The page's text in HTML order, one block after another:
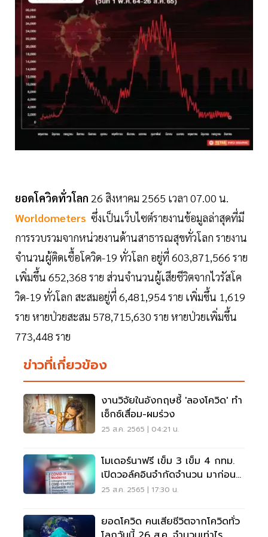
ยอดโควิดทั่วโลก 26 สิงหาคม 2565 เวลา 07.00 น.
Worldometers ซึ่งเป็นเว็บไซต์รายงานข้อมูลล่าสุดที่มี
การรวบรวมจากหน่วยงานด้านสาธารณสุขทั่วโลก รายงาน
จำนวนผู้ติดเชื้อโควิด-19 ทั่วโลก อยู่ที่ 603,871,566 ราย
เพิ่มขึ้น 652,368 ราย ส่วนจำนวนผู้เสียชีวิตจากไวรัสโค
วิด-19 ทั่วโลก สะสมอยู่ที่ 6,481,954 ราย เพิ่มขึ้น 1,619
ราย หายป่วยสะสม 578,715,630 ราย หายป่วยเพิ่มขึ้น
773,448 ราย
ข่าวที่เกี่ยวข้อง
งานวิจัยในอังกฤษชี้ 'ลองโควิด' ทำ
เซ็กซ์เสื่อม-ผมร่วง
25 ส.ค. 2565 | 04:21 น.
โมเดอร์นาฟรี เข็ม 3 เข็ม 4 กทม.
เปิดวอล์คอินจำกัดจำนวน มาก่อนมี
สิทธิ์ก่อน
25 ส.ค. 2565 | 17:30 น.
ยอดโควิด คนเสียชีวิตจากโควิดทั่ว